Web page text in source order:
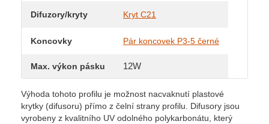
Difuzory/kryty Kryt C21
Koncovky Pár koncovek P3-5 černé
Max. výkon pásku 12W
Výhoda tohoto profilu je možnost nacvaknutí plastové
krytky (difusoru) přímo z čelní strany profilu. Difusory jsou
vyrobeny z kvalitního UV odolného polykarbonátu, který